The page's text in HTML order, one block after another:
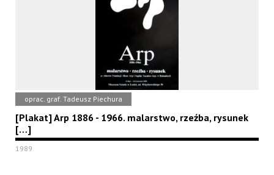
oprac. graf. Tadeusz Piechura
[Plakat] Arp 1886 - 1966. malarstwo, rzeźba, rysunek
[…]
1989